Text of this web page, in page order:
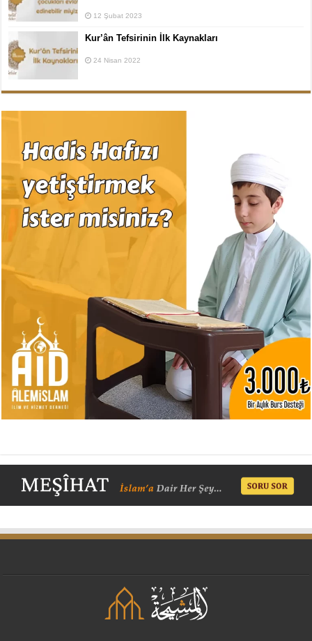
12 Şubat 2023
Kur’ân Tefsirinin İlk Kaynakları
24 Nisan 2022